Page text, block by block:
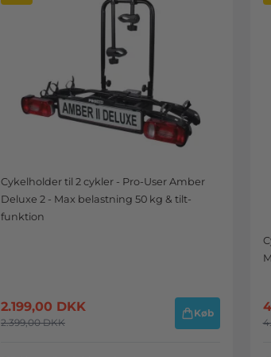
Cykelholder til 2 cykler - Pro-User Amber
Deluxe 2 - Max belastning 50 kg & tilt-
funktion
2.199,00 DKK
2.399,00DKK
Køb